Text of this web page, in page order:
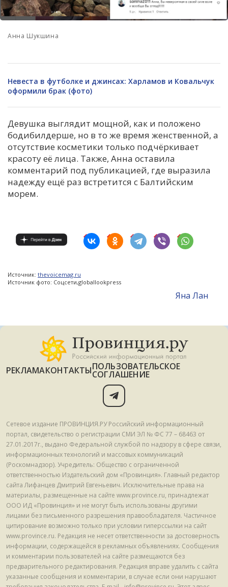
Анна Шукшина
Невеста в футболке и джинсах: Харламов и Ковальчук
оформили брак (фото)
Девушка выглядит мощной, как и положено
бодибилдерше, но в то же время женственной, а
отсутствие косметики только подчёркивает
красоту её лица. Также, Анна оставила
комментарий под публикацией, где выразила
надежду ещё раз встретится с Балтийским
морем.
Источник: thevoicemag.ru
Источник фото: Соцсети,globallookpress
Яна Лан
РЕКЛАМАКОНТАКТЫПОЛЬЗОВАТЕЛЬСКОЕ
СОГЛАШЕНИЕ
Сетевое издание ПРОВИНЦИЯ.РУ Российский информационный
портал, свидетельство о регистрации СМИ ЭЛ № ФС 77 – 68463 от
27.01.2017г., выдано Федеральной службой по надзору в сфере связи,
информационных технологий и массовых коммуникаций
(Роскомнадзор). Учредитель: Общество с ограниченной
ответственностью Издательский дом «Провинция». Главный редактор
сайта Лифанцев Дмитрий Евгеньевич. Исключительные права на
материалы, размещенные на сайте www.province.ru, принадлежат
ООО ИД «Провинция» и не могут быть использованы другими
лицами без письменного разрешения правообладателя. Частичное
цитирование возможно только при условии гиперссылки на сайт
www.province.ru. Редакция не несет ответственности за достоверность
информации, содержащейся в рекламных объявлениях. Сообщения
и комментарии пользователей на сайте размещаются без
предварительного редактирования. Редакция вправе удалить с сайта
указанные сообщения и комментарии, в случае если они нарушают